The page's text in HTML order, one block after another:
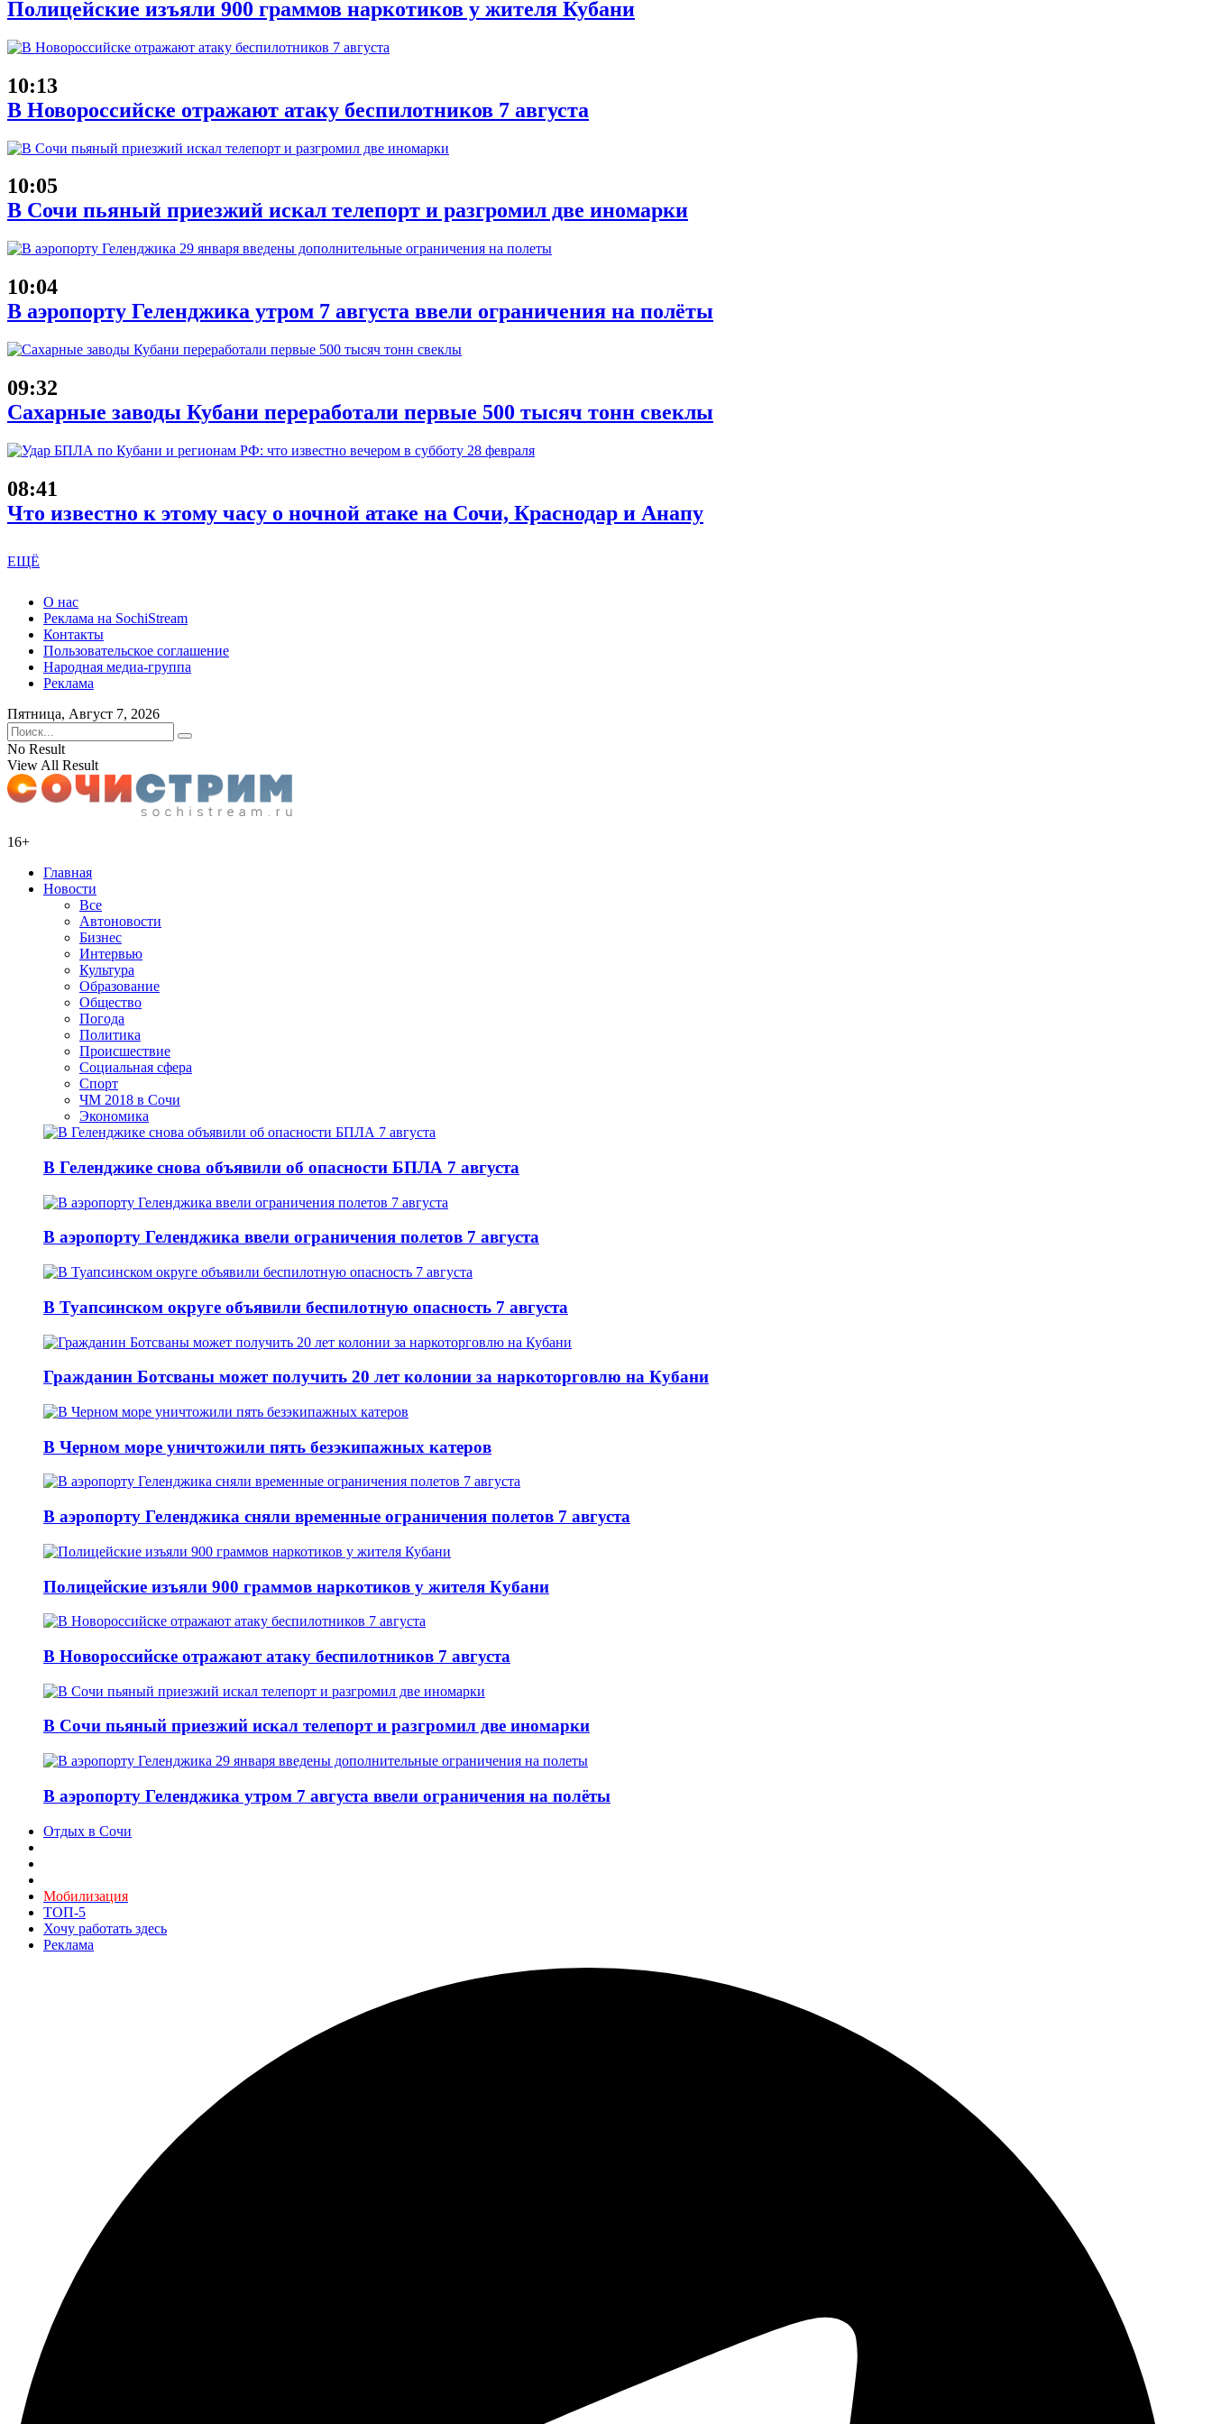
Полицейские изъяли 900 граммов наркотиков у жителя Кубани
10:13
В Новороссийске отражают атаку беспилотников 7 августа
10:05
В Сочи пьяный приезжий искал телепорт и разгромил две иномарки
10:04
В аэропорту Геленджика утром 7 августа ввели ограничения на полёты
09:32
Сахарные заводы Кубани переработали первые 500 тысяч тонн свеклы
08:41
Что известно к этому часу о ночной атаке на Сочи, Краснодар и Анапу
ЕЩЁ
О нас
Реклама на SochiStream
Контакты
Пользовательское соглашение
Народная медиа-группа
Реклама
Пятница, Август 7, 2026
No Result
View All Result
16+
Главная
Новости
Все
Автоновости
Бизнес
Интервью
Культура
Образование
Общество
Погода
Политика
Происшествие
Социальная сфера
Спорт
ЧМ 2018 в Сочи
Экономика
В Геленджике снова объявили об опасности БПЛА 7 августа
В аэропорту Геленджика ввели ограничения полетов 7 августа
В Туапсинском округе объявили беспилотную опасность 7 августа
Гражданин Ботсваны может получить 20 лет колонии за наркоторговлю на Кубани
В Черном море уничтожили пять безэкипажных катеров
В аэропорту Геленджика сняли временные ограничения полетов 7 августа
Полицейские изъяли 900 граммов наркотиков у жителя Кубани
В Новороссийске отражают атаку беспилотников 7 августа
В Сочи пьяный приезжий искал телепорт и разгромил две иномарки
В аэропорту Геленджика утром 7 августа ввели ограничения на полёты
Отдых в Сочи
Мобилизация
ТОП-5
Хочу работать здесь
Реклама